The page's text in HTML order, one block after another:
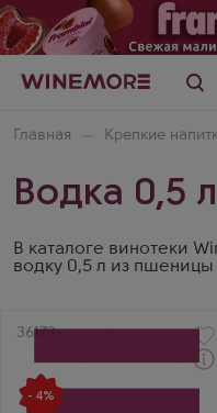
Главная Крепкие
Водка 0,5
В каталоге винотеки
водку 0,5 л из
Артикул
36173
- 4%
Через 1-2 дня
Водка